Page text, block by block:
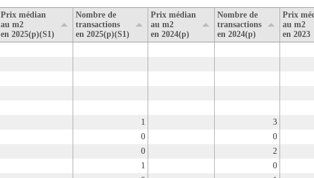
Prix médian
au m2
en 2025(p)(S1)
Nombre de
transactions
en 2025(p)(S1)
Prix médian
au m2
en 2024(p)
Nombre de
transactions
en 2024(p)
Prix
au m2
en 2023
1 3
0 0
0 2
1 0